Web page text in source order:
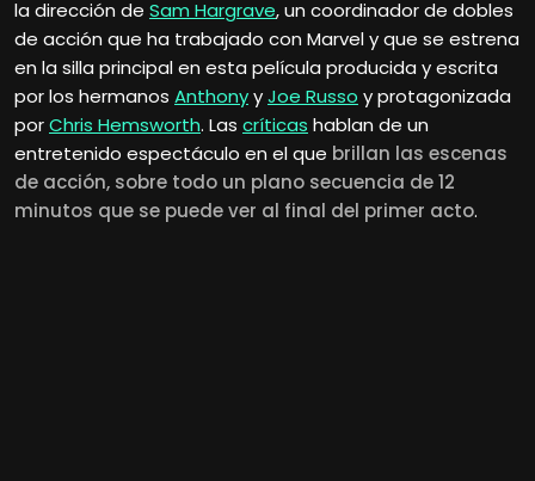
la dirección de Sam Hargrave, un coordinador de dobles
de acción que ha trabajado con Marvel y que se estrena
en la silla principal en esta película producida y escrita
por los hermanos AnthonyyJoe Russo y protagonizada
porChris Hemsworth. Las críticas hablan de un
entretenido espectáculo en el que brillan las escenas
de acción, sobre todo un plano secuencia de 12
minutos que se puede ver al final del primer acto.